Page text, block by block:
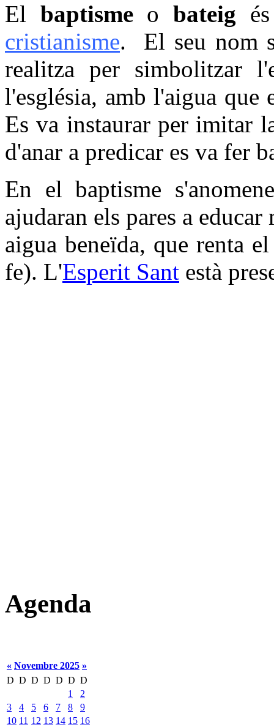
El baptismeobateig
cristianisme. El seu nom
realitza per simbolitzar
l'església, amb l'aigua que
Es va instaurar per imitar
d'anar a predicar es va fer
En el baptisme
ajudaran els pares a
aigua beneïda, que renta
fe). L'Esperit Sant està
Agenda
« Novembre 2025 »
D D D D D D D
1
2
3
4 5 6 7 8
9
10 11 12 13 14 15 16